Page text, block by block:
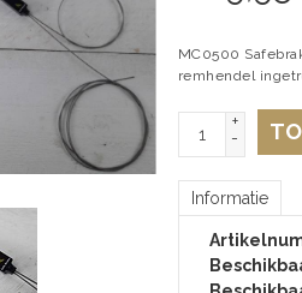
MC0500
remhendel
+
-
Informatie